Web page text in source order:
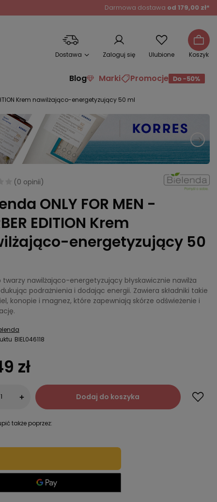
Darmowa dostawa od 179,00 zł*
Dostawa Zaloguj się Ulubione Koszyk
Blog Marki Promocje
Krem nawilżająco-energetyzujący 50 ml
(0 opinii)
ONLY FOR MEN -
EDITION Krem
energetyzujący 50
twarzy nawilżająco-energetyzujący błyskawicznie nawilża
podrażnienia i dodając energii. Zawiera składniki takie
konopie i magnez, które zapewniają skórze odświeżenie i
BIEL046118
zł
+ Dodaj do koszyka
także poprzez: